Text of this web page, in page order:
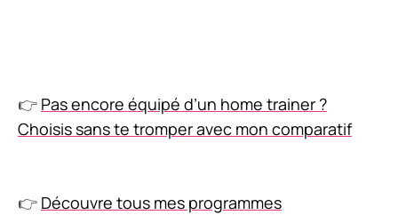
👉 Pas encore équipé d’un home trainer ?
Choisis sans te tromper avec mon comparatif
👉 Découvre tous mes programmes